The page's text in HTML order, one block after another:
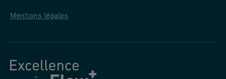
Mentions légales